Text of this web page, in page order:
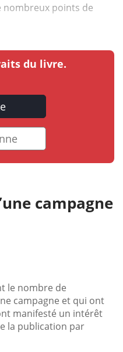
nombreux points de
du livre.
campagne
le nombre de
campagne et qui ont
manifesté un intérêt
la publication par